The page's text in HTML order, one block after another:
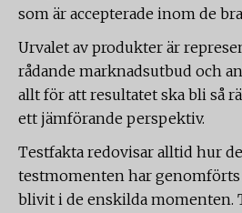
som är accepterade inom de
Urvalet av produkter är
rådande marknadsutbud och
allt för att resultatet ska bli så
ett jämförande perspektiv.
Testfakta redovisar alltid hur
testmomenten har
blivit i de enskilda momenten.